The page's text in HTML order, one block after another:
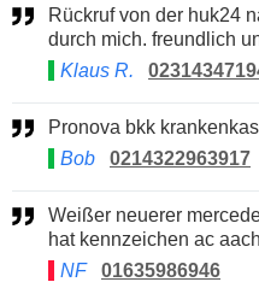
Rückruf von der huk24 nach meldung eines schadens
durch mich. freundlich
Klaus R.
Pronova bkk
Bob
0214322963917
Weißer neuerer mercedes der es an mein auto gesteckt
hat kennzeichen ac
NF
01635986946